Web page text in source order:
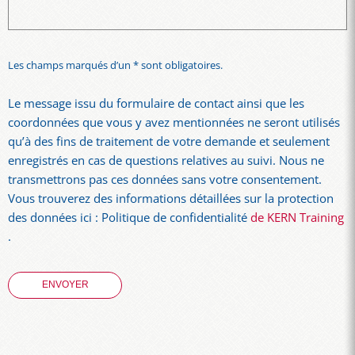
Les champs marqués d’un * sont obligatoires.
Le message issu du formulaire de contact ainsi que les
coordonnées que vous y avez mentionnées ne seront utilisés
qu’à des fins de traitement de votre demande et seulement
enregistrés en cas de questions relatives au suivi. Nous ne
transmettrons pas ces données sans votre consentement.
Vous trouverez des informations détaillées sur la protection
des données ici : Politique de confidentialitéde KERN Training
.